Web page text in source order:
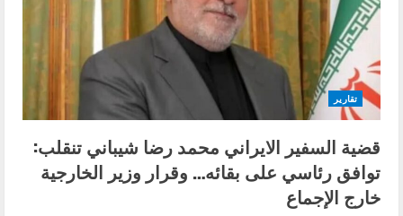
تقارير
قضية السفير الايراني محمد رضا شيباني تنقلب:
توافق رئاسي على بقائه… وقرار وزير الخارجية
خارج الإجماع